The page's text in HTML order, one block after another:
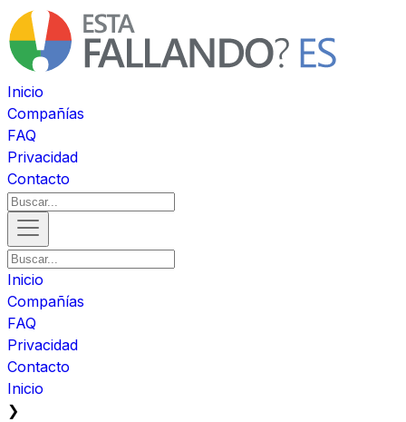
Inicio
Compañías
FAQ
Privacidad
Contacto
Inicio
Compañías
FAQ
Privacidad
Contacto
Inicio
❯